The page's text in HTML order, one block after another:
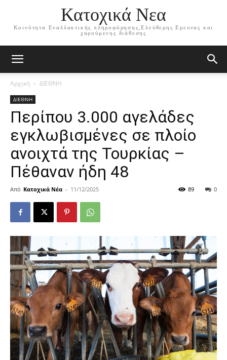
Κατοχικά Νεα
Κοινότητα Εναλλακτικής πληροφόρησης,Ελεύθερης Ερευνας και
χαρούμενης διάθεσης
Αρχική ΔΙΕΘΝΗ
ΔΙΕΘΝΗ
Περίπου 3.000 αγελάδες
εγκλωβισμένες σε πλοίο
ανοιχτά της Τουρκίας –
Πέθαναν ήδη 48
Από Κατοχικά Νέα - 11/12/2025 0
89